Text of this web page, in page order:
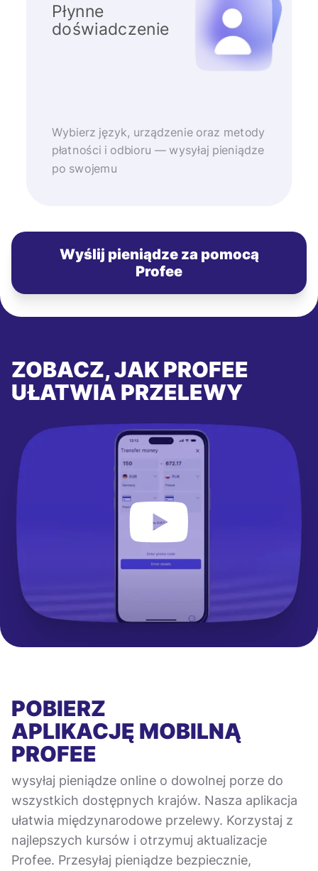
Płynne
doświadczenie
Wybierz język, urządzenie oraz metody
płatności i odbioru — wysyłaj pieniądze
po swojemu
Wyślij pieniądze za pomocą
Profee
ZOBACZ, JAK PROFEE
UŁATWIA PRZELEWY
POBIERZ
APLIKACJĘ MOBILNĄ
PROFEE
wysyłaj pieniądze online o dowolnej porze do
wszystkich dostępnych krajów. Nasza aplikacja
ułatwia międzynarodowe przelewy. Korzystaj z
najlepszych kursów i otrzymuj aktualizacje
Profee. Przesyłaj pieniądze bezpiecznie,